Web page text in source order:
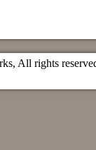
All rights